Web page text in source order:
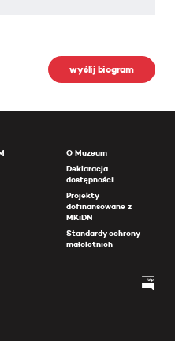
wyślij biogram
O Muzeum
Deklaracja
dostępności
Projekty
dofinansowane z
MKiDN
Standardy ochrony
małoletnich